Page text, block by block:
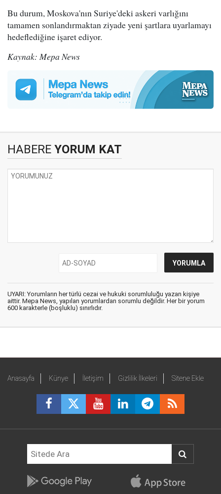
Bu durum, Moskova'nın Suriye'deki askeri varlığını
tamamen sonlandırmaktan ziyade yeni şartlara uyarlamayı
hedeflediğine işaret ediyor.
Kaynak: Mepa News
HABERE YORUM KAT
UYARI: Yorumların her türlü cezai ve hukuki sorumluluğu yazan kişiye
aittir. Mepa News, yapılan yorumlardan sorumlu değildir. Her bir yorum
600 karakterle (boşluklu) sınırlıdır.
Anasayfa Künye İletişim Gizlilik İlkeleri Sitene Ekle